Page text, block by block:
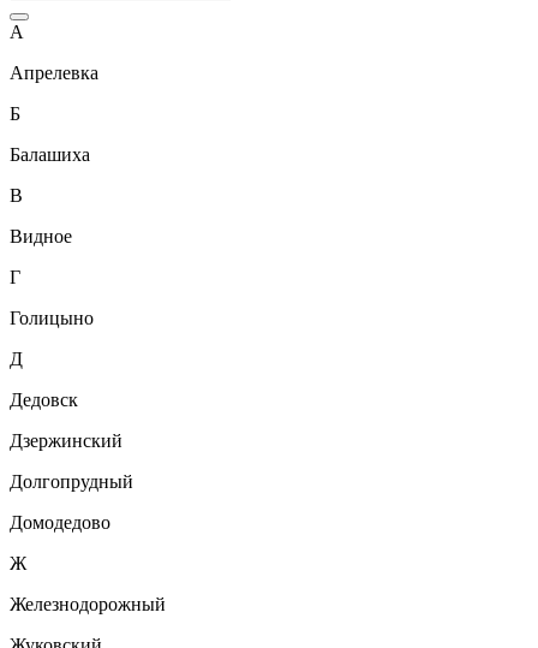
А
Апрелевка
Б
Балашиха
В
Видное
Г
Голицыно
Д
Дедовск
Дзержинский
Долгопрудный
Домодедово
Ж
Железнодорожный